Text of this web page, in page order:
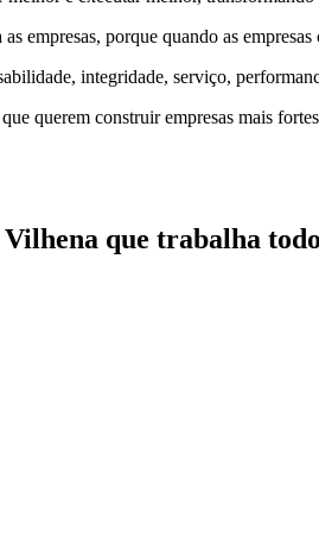
empresas, porque quando as
integridade, serviço,
querem construir empresas mais
que trabalha